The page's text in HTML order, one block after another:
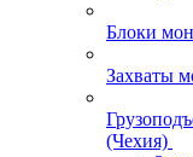
Блоки
Захваты
(Чехия)